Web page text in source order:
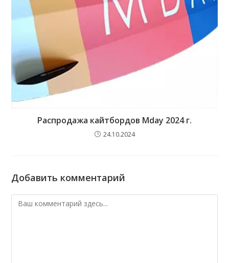
Распродажа кайтбордов Mday 2024 г.
24.10.2024
Добавить комментарий
Комментарий